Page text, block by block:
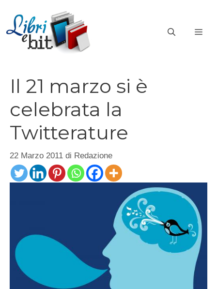
contenuto
Il 21 marzo si è
celebrata la
Twitterature
22 Marzo 2011 di Redazione